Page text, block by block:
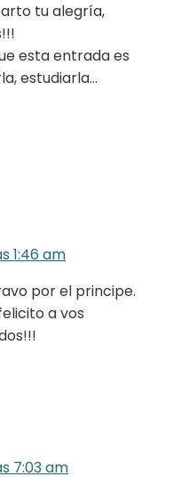
tu alegría,
esta entrada es
estudiarla…
1:46 am
por el principe.
a vos
7:03 am